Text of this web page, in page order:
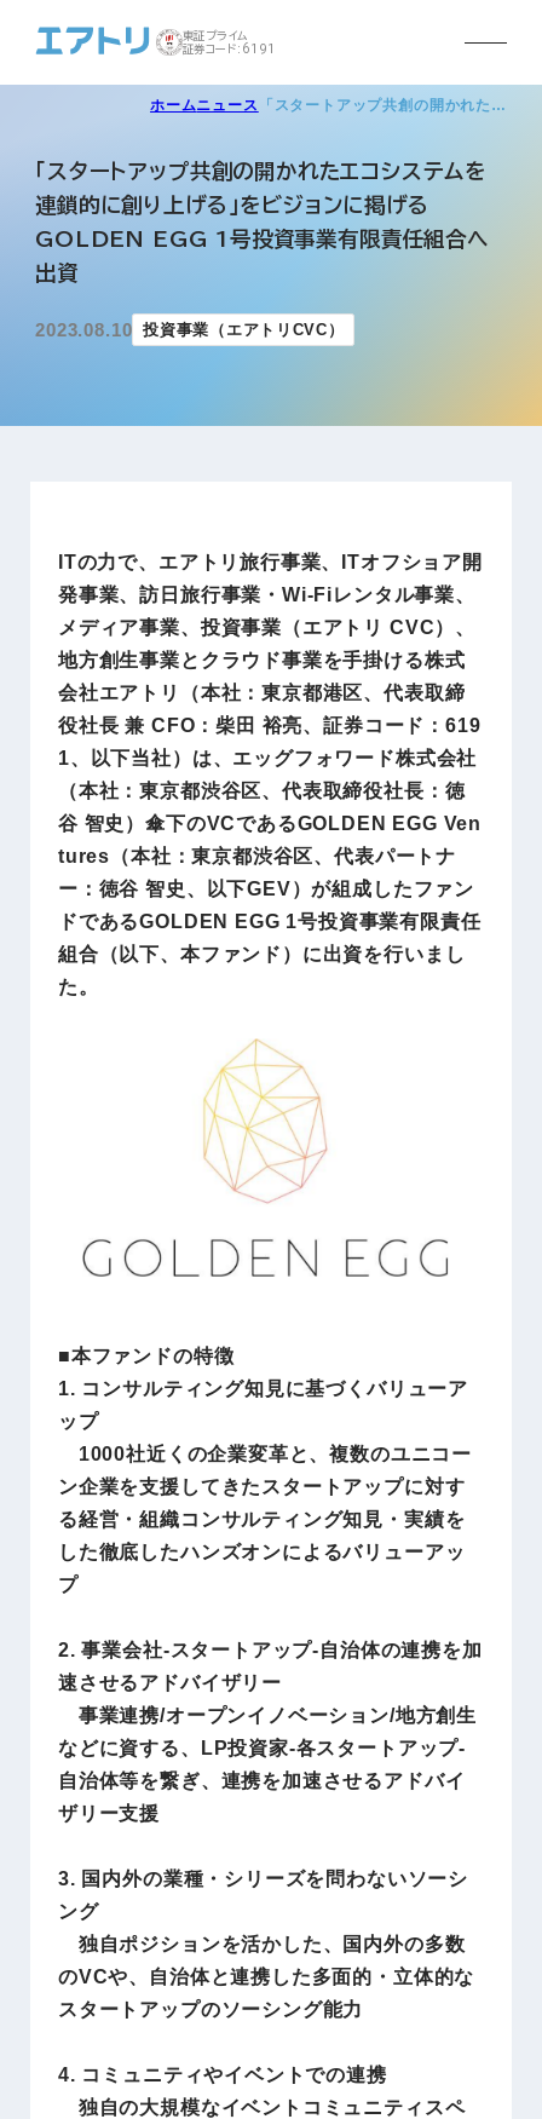
東証プライム
証券コード:6191
ホームニュース 「スタートアップ共創の開かれた…
「スタートアップ共創の開かれたエコシステムを
連鎖的に創り上げる」をビジョンに掲げる
GOLDEN EGG 1号投資事業有限責任組合へ
出資
2023.08.10 投資事業（エアトリCVC）
ITの力で、エアトリ旅行事業、ITオフショア開
発事業、訪日旅行事業・Wi-Fiレンタル事業、
メディア事業、投資事業（エアトリ CVC）、
地方創生事業とクラウド事業を手掛ける株式
会社エアトリ（本社：東京都港区、代表取締
役社長 兼 CFO：柴田 裕亮、証券コード：619
1、以下当社）は、エッグフォワード株式会社
（本社：東京都渋谷区、代表取締役社長：徳
谷 智史）傘下のVCであるGOLDEN EGG Ven
tures（本社：東京都渋谷区、代表パートナ
ー：徳谷 智史、以下GEV）が組成したファン
ドであるGOLDEN EGG 1号投資事業有限責任
組合（以下、本ファンド）に出資を行いまし
た。
■本ファンドの特徴
1. コンサルティング知見に基づくバリューア
ップ
1000社近くの企業変革と、複数のユニコー
ン企業を支援してきたスタートアップに対す
る経営・組織コンサルティング知見・実績を
した徹底したハンズオンによるバリューアッ
プ
2. 事業会社-スタートアップ-自治体の連携を加
速させるアドバイザリー
事業連携/オープンイノベーション/地方創生
などに資する、LP投資家-各スタートアップ‐
自治体等を繋ぎ、連携を加速させるアドバイ
ザリー支援
3. 国内外の業種・シリーズを問わないソーシ
ング
独自ポジションを活かした、国内外の多数
のVCや、自治体と連携した多面的・立体的な
スタートアップのソーシング能力
4. コミュニティやイベントでの連携
独自の大規模なイベントコミュニティスペ